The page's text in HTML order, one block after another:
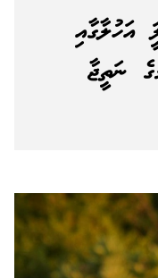
އަހުލާގާއި
ނަތީޖާ